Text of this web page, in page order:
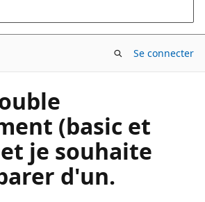
Se connecter
(basic et
je souhaite
d'un.